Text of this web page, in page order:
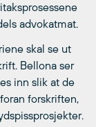
advokatmat.
skal se ut
Bellona ser
inn slik at de
forskriften,